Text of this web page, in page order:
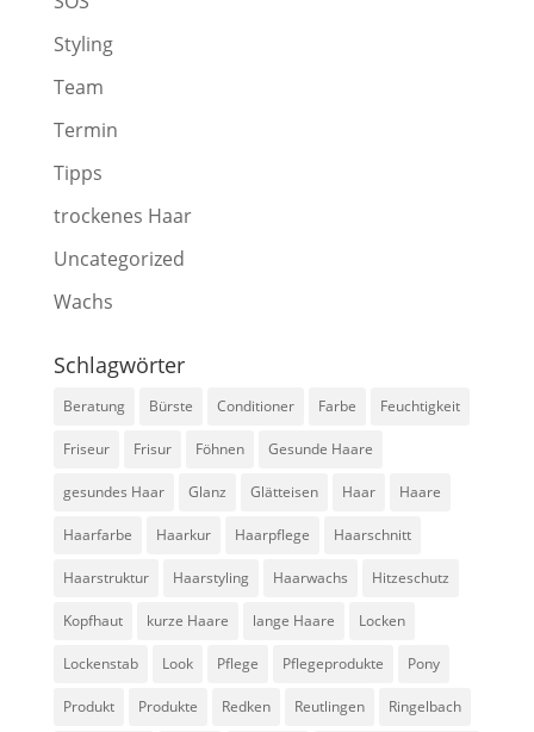
Styling
Team
Termin
Tipps
trockenes Haar
Uncategorized
Wachs
Schlagwörter
Beratung Bürste Conditioner Farbe Feuchtigkeit
Friseur Frisur Föhnen Gesunde Haare
gesundes Haar Glanz Glätteisen Haar Haare
Haarfarbe Haarkur Haarpflege Haarschnitt
Haarstruktur Haarstyling Haarwachs Hitzeschutz
Kopfhaut kurze Haare lange Haare Locken
Lockenstab Look Pflege Pflegeprodukte Pony
Produkt Produkte Redken Reutlingen Ringelbach